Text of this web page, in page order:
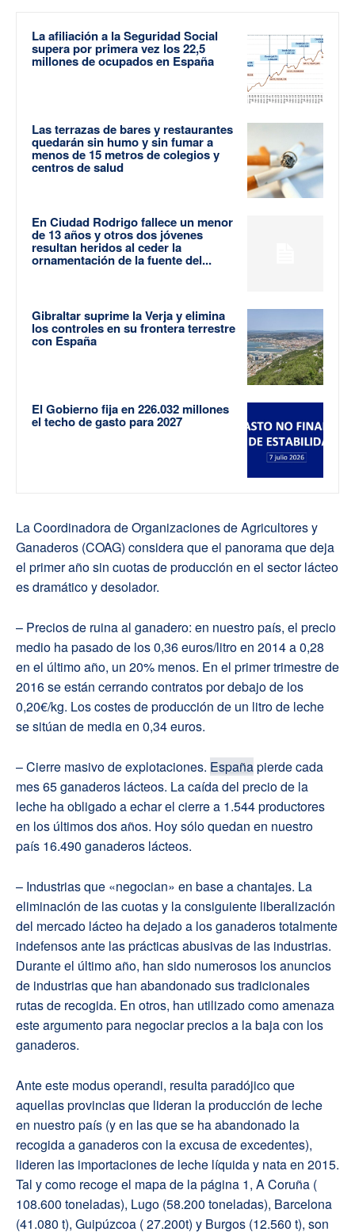
La afiliación a la Seguridad Social
supera por primera vez los 22,5
millones de ocupados en España
Las terrazas de bares y restaurantes
quedarán sin humo y sin fumar a
menos de 15 metros de colegios y
centros de salud
En Ciudad Rodrigo fallece un menor
de 13 años y otros dos jóvenes
resultan heridos al ceder la
ornamentación de la fuente del...
Gibraltar suprime la Verja y elimina
los controles en su frontera terrestre
con España
El Gobierno fija en 226.032 millones
el techo de gasto para 2027
La Coordinadora de Organizaciones de Agricultores y
Ganaderos (COAG) considera que el panorama que deja
el primer año sin cuotas de producción en el sector lácteo
es dramático y desolador.
– Precios de ruina al ganadero: en nuestro país, el precio
medio ha pasado de los 0,36 euros/litro en 2014 a 0,28
en el último año, un 20% menos. En el primer trimestre de
2016 se están cerrando contratos por debajo de los
0,20€/kg. Los costes de producción de un litro de leche
se sitúan de media en 0,34 euros.
– Cierre masivo de explotaciones. Españapierde cada
mes 65 ganaderos lácteos. La caída del precio de la
leche ha obligado a echar el cierre a 1.544 productores
en los últimos dos años. Hoy sólo quedan en nuestro
país 16.490 ganaderos lácteos.
– Industrias que «negocian» en base a chantajes. La
eliminación de las cuotas y la consiguiente liberalización
del mercado lácteo ha dejado a los ganaderos totalmente
indefensos ante las prácticas abusivas de las industrias.
Durante el último año, han sido numerosos los anuncios
de industrias que han abandonado sus tradicionales
rutas de recogida. En otros, han utilizado como amenaza
este argumento para negociar precios a la baja con los
ganaderos.
Ante este modus operandi, resulta paradójico que
aquellas provincias que lideran la producción de leche
en nuestro país (y en las que se ha abandonado la
recogida a ganaderos con la excusa de excedentes),
lideren las importaciones de leche líquida y nata en 2015.
Tal y como recoge el mapa de la página 1, A Coruña (
108.600 toneladas), Lugo (58.200 toneladas), Barcelona
(41.080 t), Guipúzcoa ( 27.200t) y Burgos (12.560 t), son